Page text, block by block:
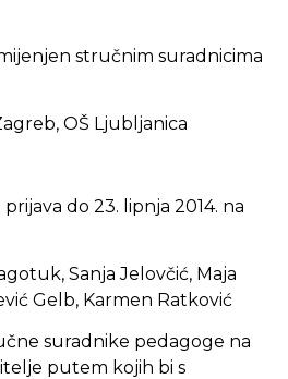
stručnim suradnicima
OŠ Ljubljanica
do 23. lipnja 2014. na
Sanja Jelovčić, Maja
Gelb, Karmen Ratković
suradnike pedagoge na
putem kojih bi s